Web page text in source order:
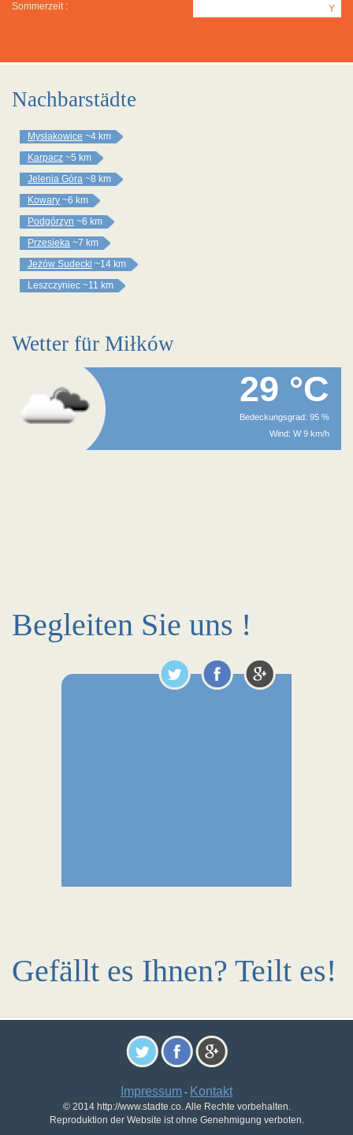
Sommerzeit : Y
Nachbarstädte
Mysłakowice ~4 km
Karpacz ~5 km
Jelenia Góra ~8 km
Kowary ~6 km
Podgórzyn ~6 km
Przesieka ~7 km
Jeżów Sudecki ~14 km
Leszczyniec ~11 km
Wetter für Miłków
29 °C
Bedeckungsgrad: 95 %
Wind: W 9 km/h
Begleiten Sie uns !
Gefällt es Ihnen? Teilt es!
Impressum - Kontakt
© 2014 http://www.stadte.co. Alle Rechte vorbehalten.
Reproduktion der Website ist ohne Genehmigung verboten.